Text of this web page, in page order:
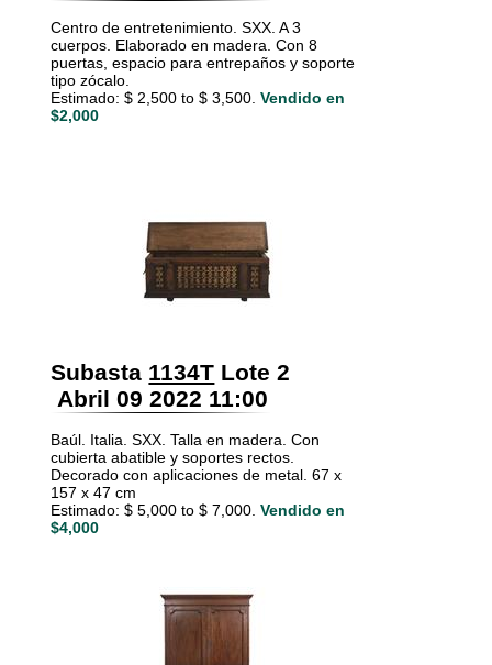
Centro de entretenimiento. SXX. A 3
cuerpos. Elaborado en madera. Con 8
puertas, espacio para entrepaños y soporte
tipo zócalo.
Estimado: $ 2,500 to $ 3,500. Vendido en
$2,000
Subasta 1134T Lote 2
Abril 09 2022 11:00
Baúl. Italia. SXX. Talla en madera. Con
cubierta abatible y soportes rectos.
Decorado con aplicaciones de metal. 67 x
157 x 47 cm
Estimado: $ 5,000 to $ 7,000. Vendido en
$4,000